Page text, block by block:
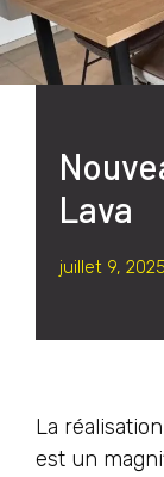
Lava
juillet 9, 2025
La
est un